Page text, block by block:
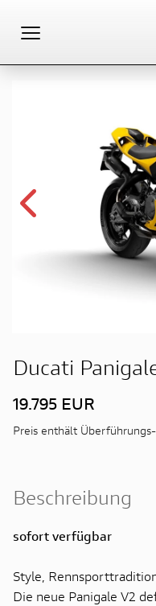
Ducati
19.795 EUR
Preis enthält
Beschreibung
sofort verfügbar
Style,
Die neue Panigale V2